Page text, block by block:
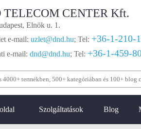
TELECOM CENTER Kft.
Elnök u. 1.
e-mail: uzlet@dnd.hu; Tel: +36-1-210-
e-mail: dnd@dnd.hu; Tel: +36-1-459-
Szolgáltatások Blog